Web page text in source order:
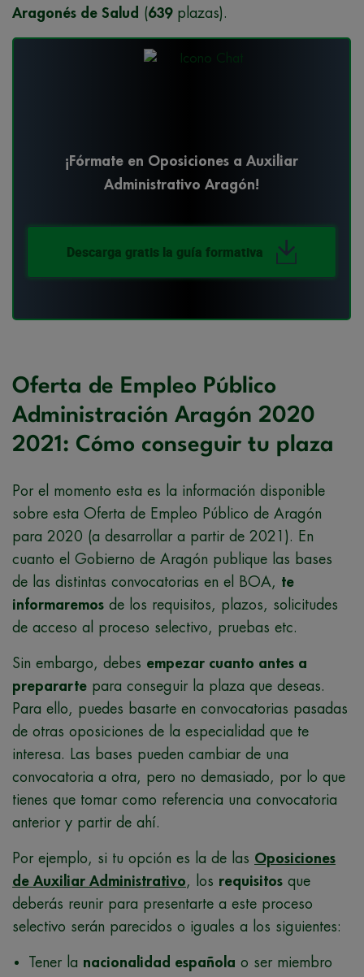
Aragonés de Salud (639plazas).
¡Fórmate en Oposiciones a Auxiliar
Administrativo Aragón!
Descarga gratis la guía formativa
Oferta de Empleo Público
Administración Aragón 2020
2021: Cómo conseguir tu plaza
Por el momento esta es la información disponible
sobre esta Oferta de Empleo Público de Aragón
para 2020 (a desarrollar a partir de 2021). En
cuanto el Gobierno de Aragón publique las bases
de las distintas convocatorias en el BOA, te
informaremos de los requisitos, plazos, solicitudes
de acceso al proceso selectivo, pruebas etc.
Sin embargo, debes empezar cuanto antes a
prepararte para conseguir la plaza que deseas.
Para ello, puedes basarte en convocatorias pasadas
de otras oposiciones de la especialidad que te
interesa. Las bases pueden cambiar de una
convocatoria a otra, pero no demasiado, por lo que
tienes que tomar como referencia una convocatoria
anterior y partir de ahí.
Por ejemplo, si tu opción es la de las Oposiciones
de Auxiliar Administrativo, los requisitos que
deberás reunir para presentarte a este proceso
selectivo serán parecidos o iguales a los siguientes:
Tener la nacionalidad española o ser miembro